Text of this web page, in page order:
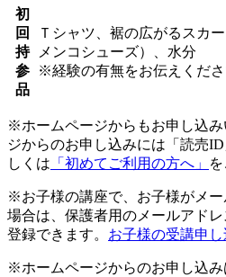
初
回
持
参
品
Ｔシャツ、裾の広がるスカ
メンコシューズ）、水分
※経験の有無をお伝えくださ
※ホームページからもお申し込
ジからのお申し込みには「読売
しくは 「初めてご利用の方へ」
※お子様の講座で、お子様がメ
場合は、保護者用のメールアド
登録できます。 お子様の受講申
※ホームページからのお申し込